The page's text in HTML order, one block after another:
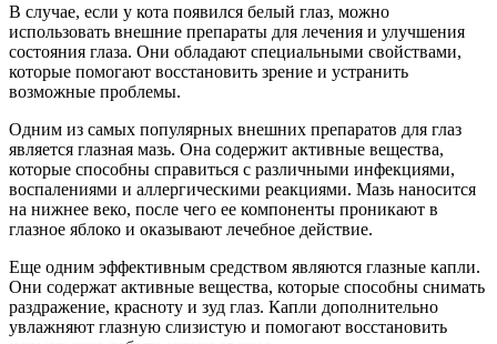
В случае, если у кота появился белый глаз, можно
использовать внешние препараты для лечения и улучшения
состояния глаза. Они обладают специальными свойствами,
которые помогают восстановить зрение и устранить
возможные проблемы.
Одним из самых популярных внешних препаратов для глаз
является глазная мазь. Она содержит активные вещества,
которые способны справиться с различными инфекциями,
воспалениями и аллергическими реакциями. Мазь наносится
на нижнее веко, после чего ее компоненты проникают в
глазное яблоко и оказывают лечебное действие.
Еще одним эффективным средством являются глазные капли.
Они содержат активные вещества, которые способны снимать
раздражение, красноту и зуд глаз. Капли дополнительно
увлажняют глазную слизистую и помогают восстановить